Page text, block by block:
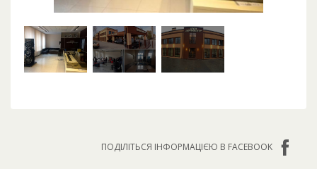
ПОДІЛІТЬСЯ ІНФОРМАЦІЄЮ В FACEBOOK